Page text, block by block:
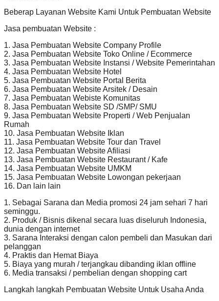
Beberap Layanan Website Kami Untuk Pembuatan Website
Jasa pembuatan Website :
1. Jasa Pembuatan Website Company Profile
2. Jasa Pembuatan Website Toko Online / Ecommerce
3. Jasa Pembuatan Website Instansi / Website Pemerintahan
4. Jasa Pembuatan Website Hotel
5. Jasa Pembuatan Website Portal Berita
6. Jasa Pembuatan Website Arsitek / Desain
7. Jasa Pembuatan Webiste Komunitas
8. Jasa Pembuatan Website SD /SMP/ SMU
9. Jasa Pembuatan Website Properti / Web Penjualan
Rumah
10. Jasa Pembuatan Website Iklan
11. Jasa Pembuatan Website Tour dan Travel
12. Jasa Pembuatan Website Afiliasi
13. Jasa Pembuatan Website Restaurant / Kafe
14. Jasa Pembuatan Website UMKM
15. Jasa Pembuatan Website Lowongan pekerjaan
16. Dan lain lain
1. Sebagai Sarana dan Media promosi 24 jam sehari 7 hari
seminggu.
2. Produk / Bisnis dikenal secara luas diseluruh Indonesia,
dunia dengan internet
3. Sarana Interaksi dengan calon pembeli dan Masukan dari
pelanggan
4. Praktis dan Hemat Biaya
5. Biaya yang murah / terjangkau dibanding iklan offline
6. Media transaksi / pembelian dengan shopping cart
Langkah langkah Pembuatan Website Untuk Usaha Anda